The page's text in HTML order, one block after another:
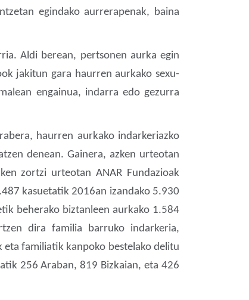
egindako aurrerapenak, baina
Aldi berean, pertsonen aurka egin
jakitun gara haurren aurkako sexu-
engainua, indarra edo gezurra
haurren aurkako indarkeriazko
denean. Gainera, azken urteotan
zortzi urteotan ANAR Fundazioak
kasuetatik 2016an izandako 5.930
beherako biztanleen aurkako 1.584
dira familia barruko indarkeria,
familiatik kanpoko bestelako delitu
256 Araban, 819 Bizkaian, eta 426